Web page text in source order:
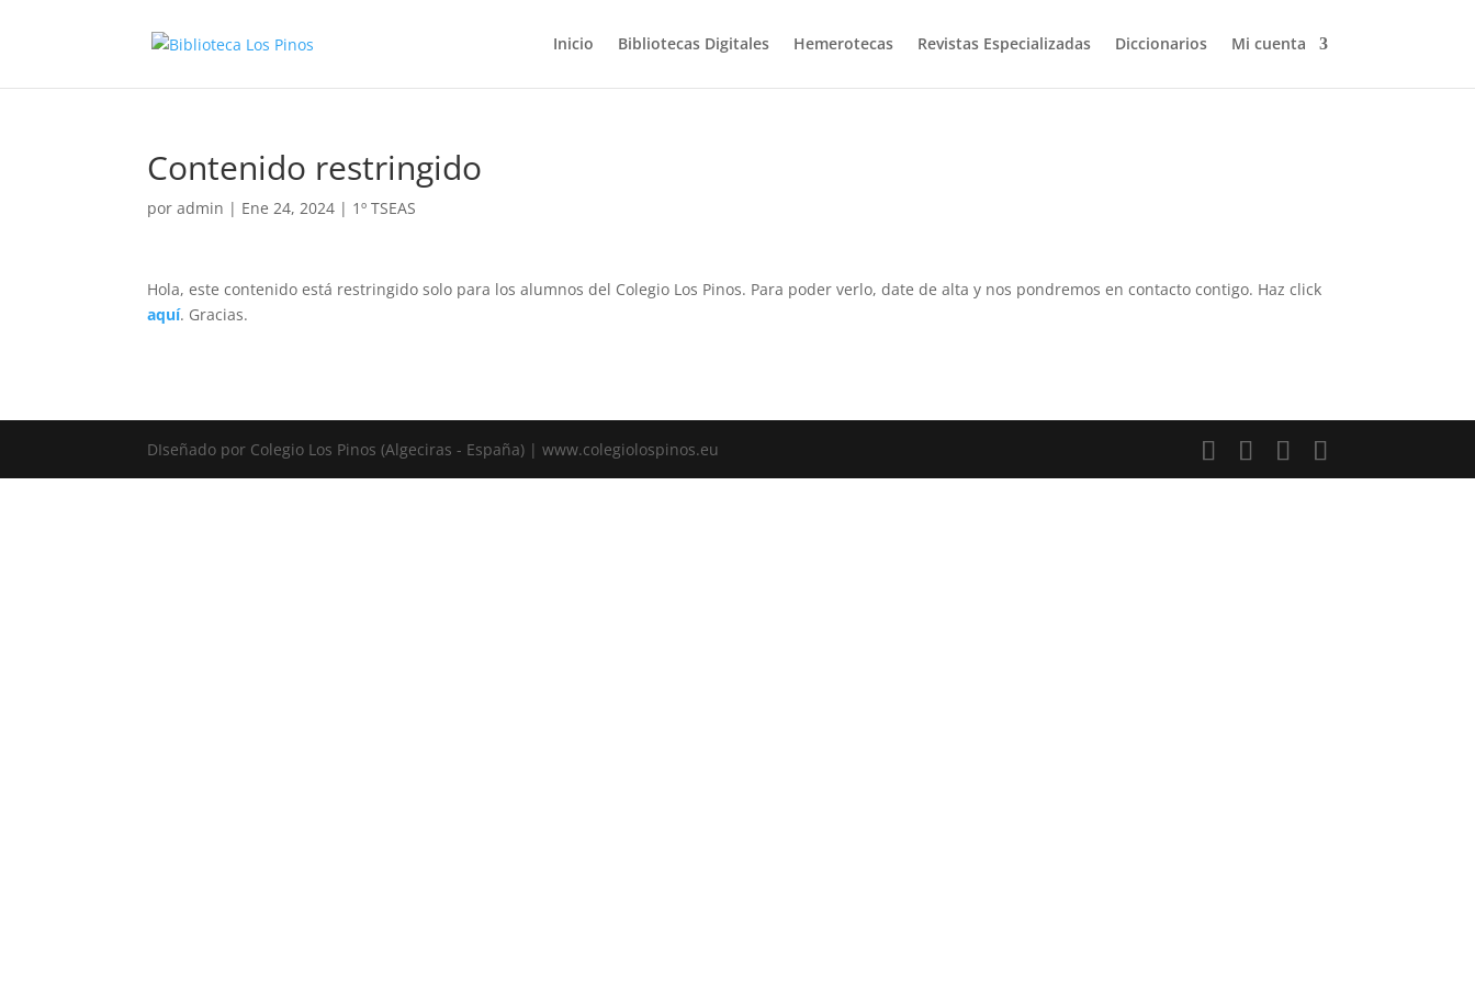
Inicio Bibliotecas Digitales Hemerotecas Revistas Especializadas Diccionarios Mi cuenta
Contenido restringido
poradmin | Ene 24, 2024 | 1º TSEAS
Hola, este contenido está restringido solo para los alumnos del Colegio Los Pinos. Para poder verlo, date de alta y nos pondremos en contacto contigo. Haz click
aquí. Gracias.
DIseñado por Colegio Los Pinos (Algeciras - España) | www.colegiolospinos.eu